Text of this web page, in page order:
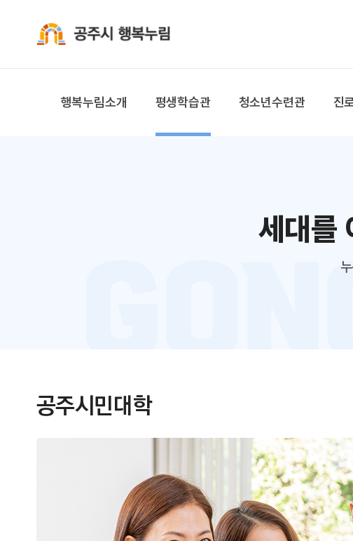
행복누림소개 평생학습관 청소년수련관 진
세대를
공주시민대학